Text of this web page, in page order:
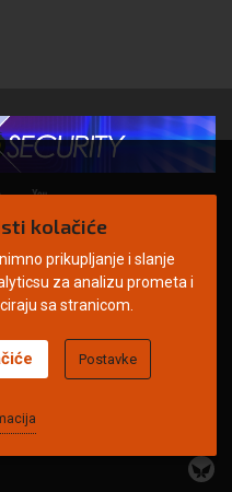
© Copyright 2026. | ARILEO
privatnosti
Impressum
kolačiće
prikupljanje i slanje
za analizu prometa i
sa stranicom.
Postavke